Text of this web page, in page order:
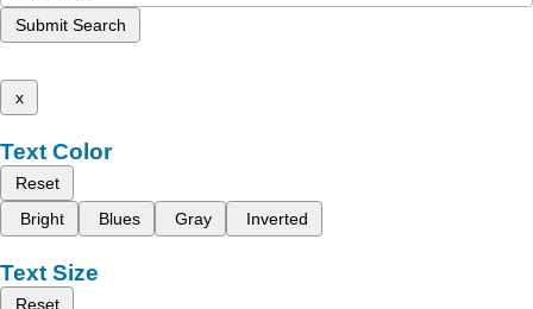
Submit Search
x
Text Color
Reset
Bright
Blues Gray Inverted
Text Size
Reset